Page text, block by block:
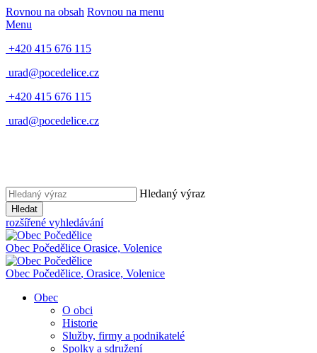
Rovnou na obsah Rovnou na menu
Menu
+420 415 676 115
urad@pocedelice.cz
+420 415 676 115
urad@pocedelice.cz
Hledaný výraz
Hledat
rozšířené vyhledávání
Obec Počedělice Orasice, Volenice
Obec Počedělice, Orasice, Volenice
Obec
O obci
Historie
Služby, firmy a podnikatelé
Spolky a sdružení